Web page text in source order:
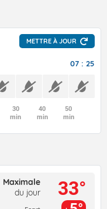
METTRE À JOUR
07 : 25
30
min
40
min
50
min
Maximale
du jour
33°